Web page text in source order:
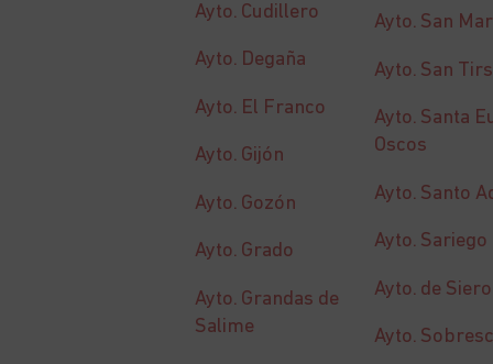
Ayto. Cudillero
Ayto. Degaña
Ayto. El Franco
Ayto. Gijón
Ayto. Gozón
Ayto. Grado
Ayto. Grandas de
Salime
Ayto. San
Ayto. San
Ayto. Santa
Oscos
Ayto. Santo
Ayto. Sariego
Ayto. de Siero
Ayto.